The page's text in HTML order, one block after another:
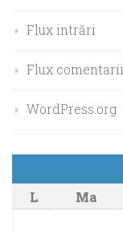
Flux intrări
Flux comentarii
WordPress.org
L
Ma